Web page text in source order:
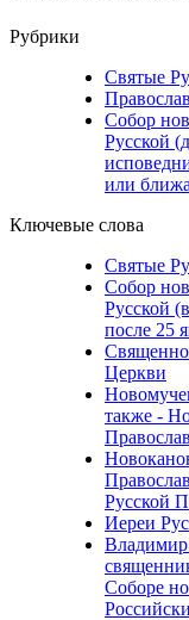
Рубрики
Святые
Собор
Русской
или
Ключевые слова
Святые
Собор
Русской
после 25
Церкви
также -
Русской
Иереи
Владимир
Соборе